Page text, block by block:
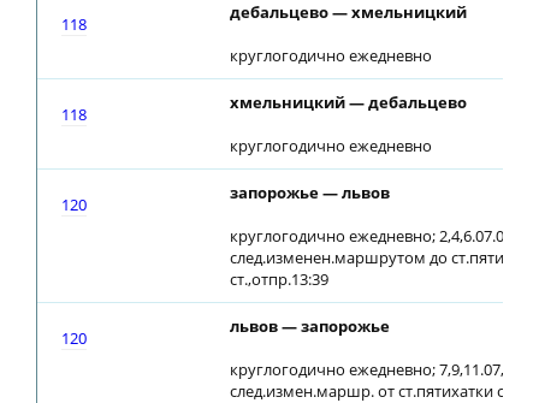
118
дебальцево — хмельницкий
круглогодично ежедневно
118
хмельницкий — дебальцево
круглогодично ежедневно
120
запорожье — львов
круглогодично ежедневно; 2,4,6.07.08
след.изменен.маршрутом до
ст.,отпр.13:39
120
львов — запорожье
круглогодично ежедневно; 7,9,11.07,
след.измен.маршр. от ст.пятихатки